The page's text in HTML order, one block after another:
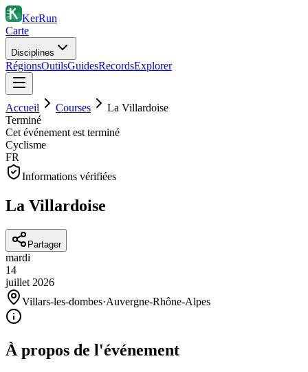
KerRun
Carte
Disciplines
RégionsOutilsGuidesRecordsExplorer
Accueil Courses
La Villardoise
Terminé
Cet événement est terminé
Cyclisme
FR
Informations vérifiées
La Villardoise
Partager
mardi
14
juillet 2026
Villars-les-dombes·Auvergne-Rhône-Alpes
À propos de l'événement